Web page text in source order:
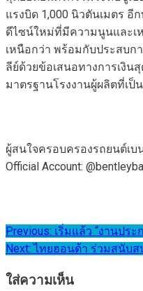
แรงบิด 1,000 นิวตันเมตร
ดีไซน์ใหม่ที่มีความนูนและเ
เหนือกว่า พร้อมกับประสบก
ลีย์ด้วยข้อเสนอทางการเงิ
มาตรฐานโรงงานผู้ผลิตที่เป็
ผู้สนใจครอบครองรถยนต์เบ
Official Account:
แนะแนว
เรื่อง
Previous: เริ่มแล้ว “งานปร
Next: ไทยฮอนด้า ร่วมสนับส
ใส่ความเห็น